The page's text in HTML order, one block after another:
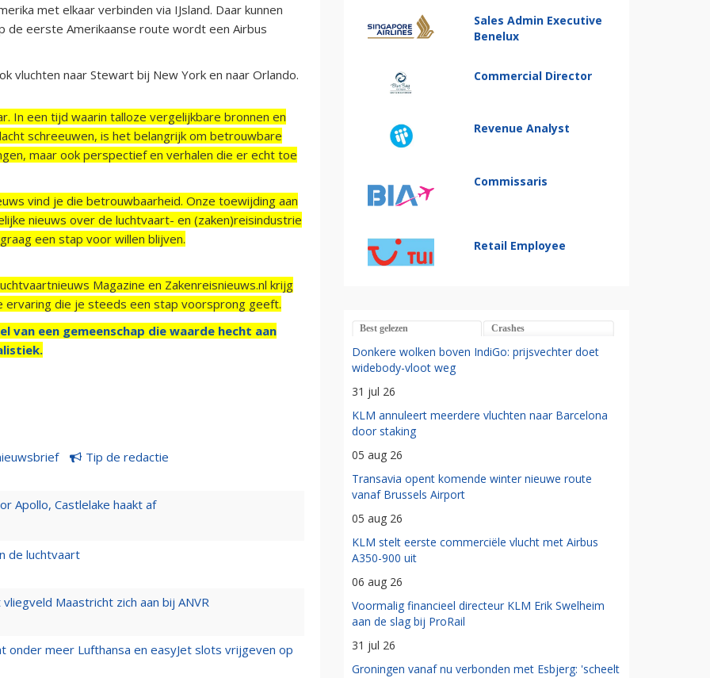
met elkaar verbinden via IJsland. Daar kunnen
eerste Amerikaanse route wordt een Airbus
vluchten naar Stewart bij New York en naar Orlando.
In een tijd waarin talloze vergelijkbare bronnen en
schreeuwen, is het belangrijk om betrouwbare
maar ook perspectief en verhalen die er echt toe
vind je die betrouwbaarheid. Onze toewijding aan
nieuws over de luchtvaart- en (zaken)reisindustrie
een stap voor willen blijven.
Magazine en Zakenreisnieuws.nl krijg
die je steeds een stap voorsprong geeft.
van een gemeenschap die waarde hecht aan
Tip de redactie
Apollo, Castlelake haakt af
de luchtvaart
Maastricht zich aan bij ANVR
meer Lufthansa en easyJet slots vrijgeven op
Sales Admin Executive
Benelux
Commercial Director
Revenue Analyst
Commissaris
Retail Employee
Best gelezen Crashes
Donkere wolken boven IndiGo: prijsvechter doet
widebody-vloot weg
31 jul 26
KLM annuleert meerdere vluchten naar Barcelona
door staking
05 aug 26
Transavia opent komende winter nieuwe route
vanaf Brussels Airport
05 aug 26
KLM stelt eerste commerciële vlucht met Airbus
A350-900 uit
06 aug 26
Voormalig financieel directeur KLM Erik Swelheim
aan de slag bij ProRail
31 jul 26
Groningen vanaf nu verbonden met Esbjerg: 'scheelt